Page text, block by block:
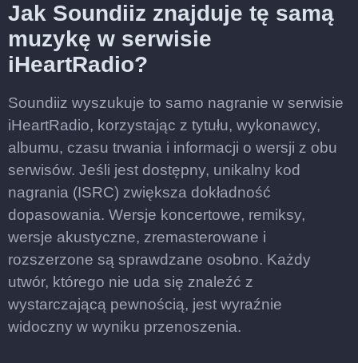
Jak Soundiiz znajduje tę samą
muzykę w serwisie
iHeartRadio?
Soundiiz wyszukuje to samo nagranie w serwisie
iHeartRadio, korzystając z tytułu, wykonawcy,
albumu, czasu trwania i informacji o wersji z obu
serwisów. Jeśli jest dostępny, unikalny kod
nagrania (ISRC) zwiększa dokładność
dopasowania. Wersje koncertowe, remiksy,
wersje akustyczne, zremasterowane i
rozszerzone są sprawdzane osobno. Każdy
utwór, którego nie uda się znaleźć z
wystarczającą pewnością, jest wyraźnie
widoczny w wyniku przenoszenia.